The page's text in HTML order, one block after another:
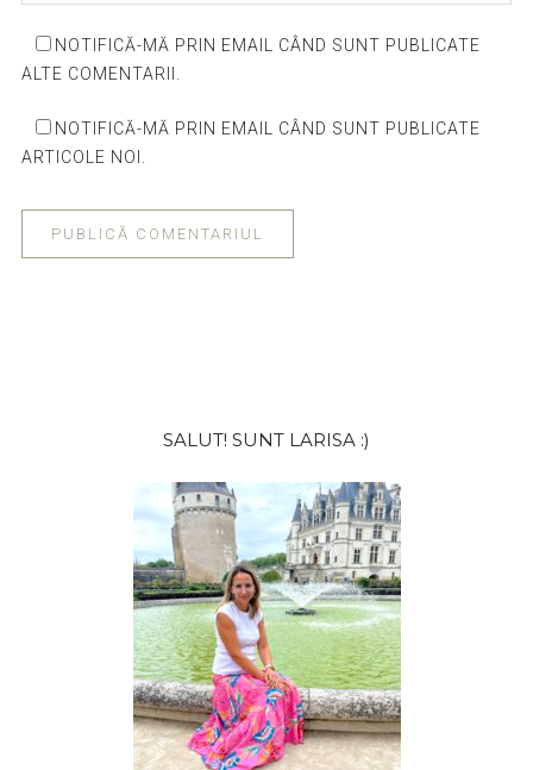
NOTIFICĂ-MĂ PRIN EMAIL CÂND SUNT PUBLICATE
ALTE COMENTARII.
NOTIFICĂ-MĂ PRIN EMAIL CÂND SUNT PUBLICATE
ARTICOLE NOI.
principală
SALUT! SUNT LARISA :)